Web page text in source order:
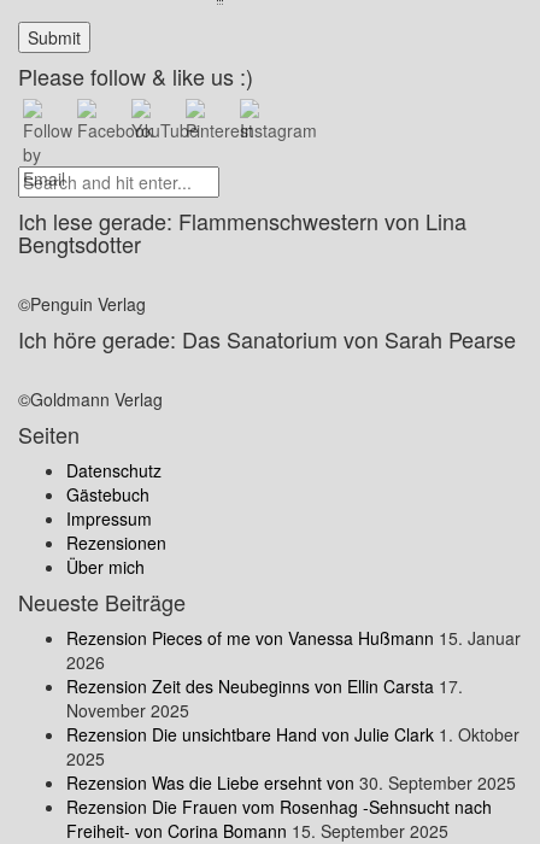
Please follow & like us :)
Ich lese gerade: Flammenschwestern von Lina
Bengtsdotter
©Penguin Verlag
Ich höre gerade: Das Sanatorium von Sarah Pearse
©Goldmann Verlag
Seiten
Datenschutz
Gästebuch
Impressum
Rezensionen
Über mich
Neueste Beiträge
Rezension Pieces of me von Vanessa Hußmann 15. Januar
2026
Rezension Zeit des Neubeginns von Ellin Carsta 17.
November 2025
Rezension Die unsichtbare Hand von Julie Clark 1. Oktober
2025
Rezension Was die Liebe ersehnt von 30. September 2025
Rezension Die Frauen vom Rosenhag -Sehnsucht nach
Freiheit- von Corina Bomann 15. September 2025